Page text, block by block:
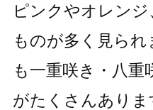
ピンクやオレン
ものが多く見ら
も一重咲き・八重
がたくさんありま